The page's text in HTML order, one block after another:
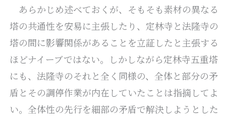
あらかじめ述べておくが、そもそも素材の異なる
塔の共通性を安易に主張したり、定林寺と法隆寺の
塔の間に影響関係があることを立証したと主張する
ほどナイーブではない。しかしながら定林寺五重塔
にも、法隆寺のそれと全く同様の、全体と部分の矛
盾とその調停作業が内在していたことは指摘してよ
い。全体性の先行を細部の矛盾で解決しようとした